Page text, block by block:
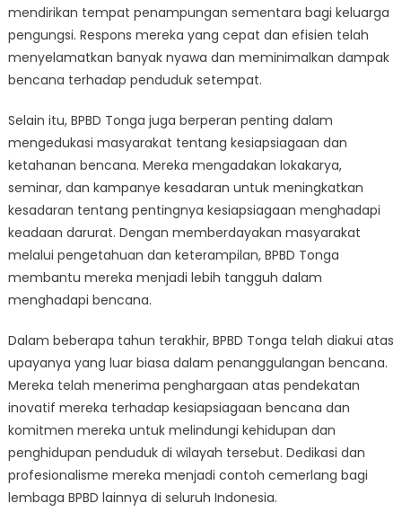
mendirikan tempat penampungan sementara bagi keluarga
pengungsi. Respons mereka yang cepat dan efisien telah
menyelamatkan banyak nyawa dan meminimalkan dampak
bencana terhadap penduduk setempat.
Selain itu, BPBD Tonga juga berperan penting dalam
mengedukasi masyarakat tentang kesiapsiagaan dan
ketahanan bencana. Mereka mengadakan lokakarya,
seminar, dan kampanye kesadaran untuk meningkatkan
kesadaran tentang pentingnya kesiapsiagaan menghadapi
keadaan darurat. Dengan memberdayakan masyarakat
melalui pengetahuan dan keterampilan, BPBD Tonga
membantu mereka menjadi lebih tangguh dalam
menghadapi bencana.
Dalam beberapa tahun terakhir, BPBD Tonga telah diakui atas
upayanya yang luar biasa dalam penanggulangan bencana.
Mereka telah menerima penghargaan atas pendekatan
inovatif mereka terhadap kesiapsiagaan bencana dan
komitmen mereka untuk melindungi kehidupan dan
penghidupan penduduk di wilayah tersebut. Dedikasi dan
profesionalisme mereka menjadi contoh cemerlang bagi
lembaga BPBD lainnya di seluruh Indonesia.